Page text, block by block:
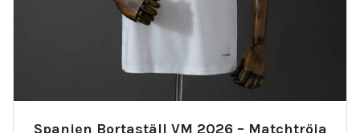
Spanien Bortaställ VM 2026 – Matchtröja